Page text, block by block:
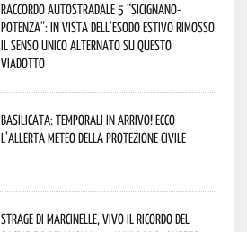
Raccordo Autostradale 5 “Sicignano-
Potenza”: in vista dell’esodo estivo rimosso
il senso unico alternato su questo
viadotto
Basilicata: temporali in arrivo! Ecco
l’allerta meteo della Protezione civile
Strage di Marcinelle, vivo il ricordo del